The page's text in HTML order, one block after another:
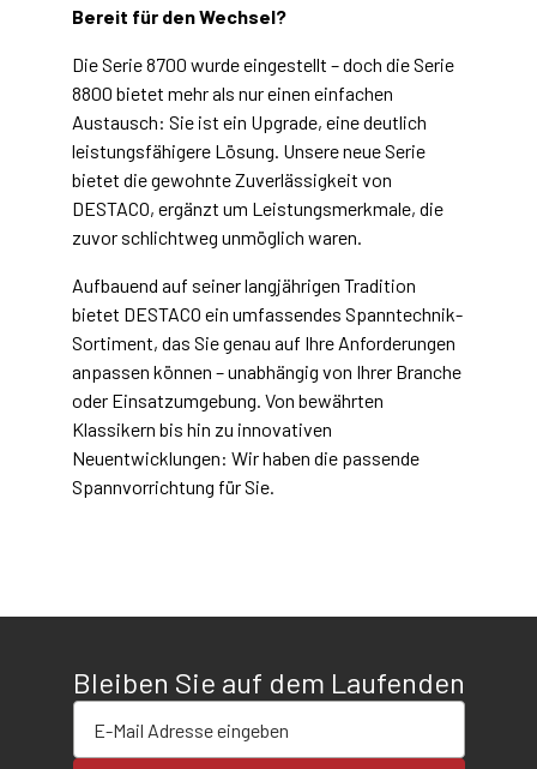
Bereit für den Wechsel?
Die Serie 8700 wurde eingestellt – doch die Serie
8800 bietet mehr als nur einen einfachen
Austausch: Sie ist ein Upgrade, eine deutlich
leistungsfähigere Lösung. Unsere neue Serie
bietet die gewohnte Zuverlässigkeit von
DESTACO, ergänzt um Leistungsmerkmale, die
zuvor schlichtweg unmöglich waren.
Aufbauend auf seiner langjährigen Tradition
bietet DESTACO ein umfassendes Spanntechnik-
Sortiment, das Sie genau auf Ihre Anforderungen
anpassen können – unabhängig von Ihrer Branche
oder Einsatzumgebung. Von bewährten
Klassikern bis hin zu innovativen
Neuentwicklungen: Wir haben die passende
Spannvorrichtung für Sie.
Bleiben Sie auf dem Laufenden